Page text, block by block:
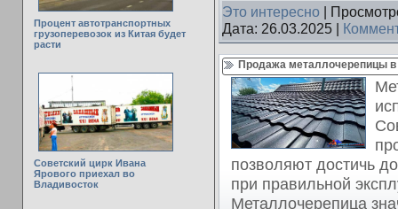
Процент автотранспортных
грузоперевозок из Китая будет
расти
Советский цирк Ивана
Ярового приехал во
Владивосток
Это интересно|
Дата: 26.03.2025|
Продажа металлочерепицы в
позволяют достичь
при правильной
Металлочерепица